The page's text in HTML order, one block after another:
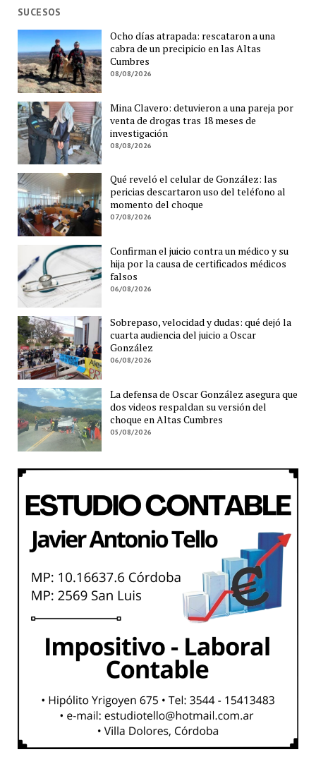
SUCESOS
Ocho días atrapada: rescataron a una
cabra de un precipicio en las Altas
Cumbres
08/08/2026
Mina Clavero: detuvieron a una pareja por
venta de drogas tras 18 meses de
investigación
08/08/2026
Qué reveló el celular de González: las
pericias descartaron uso del teléfono al
momento del choque
07/08/2026
Confirman el juicio contra un médico y su
hija por la causa de certificados médicos
falsos
06/08/2026
Sobrepaso, velocidad y dudas: qué dejó la
cuarta audiencia del juicio a Oscar
González
06/08/2026
La defensa de Oscar González asegura que
dos videos respaldan su versión del
choque en Altas Cumbres
05/08/2026